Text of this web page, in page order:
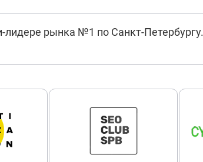
лидере рынка №1 по Санкт-